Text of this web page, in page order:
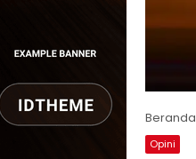
Beranda
Opini